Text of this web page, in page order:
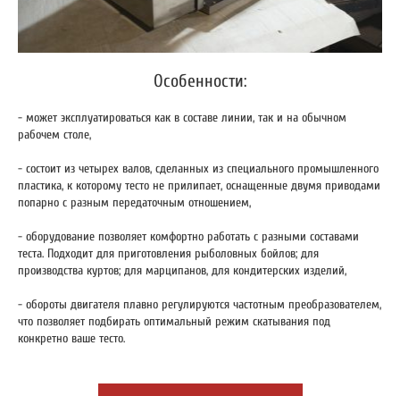
Особенности:
- может эксплуатироваться как в составе линии, так и на обычном
рабочем столе,
- состоит из четырех валов, сделанных из специального промышленного
пластика, к которому тесто не прилипает, оснащенные двумя приводами
попарно с разным передаточным отношением,
- оборудование позволяет комфортно работать с разными составами
теста. Подходит для приготовления рыболовных бойлов; для
производства куртов; для марципанов, для кондитерских изделий,
- обороты двигателя плавно регулируются частотным преобразователем,
что позволяет подбирать оптимальный режим скатывания под
конкретно ваше тесто.